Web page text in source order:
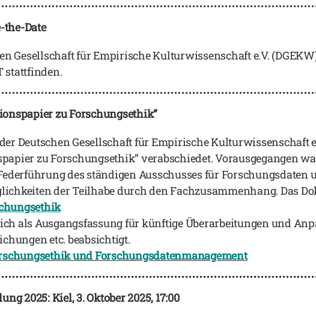
the-Date
Gesellschaft für Empirische Kulturwissenschaft e.V.
stattfinden.
zu Forschungsethik”
Deutschen Gesellschaft für Empirische Kulturwissenschaft
zu Forschungsethik” verabschiedet. Vorausgegangen
des ständigen Ausschusses für Forschungsdaten
der Teilhabe durch den Fachzusammenhang. Das
als Ausgangsfassung für künftige Überarbeitungen und
etc. beabsichtigt.
und Forschungsdatenmanagement
2025: Kiel, 3. Oktober 2025, 17:00